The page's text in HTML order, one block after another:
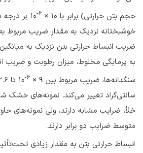
حجم بتن حرارتی) برابر با 10 ×
6-
10 بر
خوشبختانه نزدیک به مقدار ضریب مربوط
ضریب انبساط حرارتی بتن نزدیک به
به پرمایگی مخلوط، میزان رطوبت و ضریب
سنگدانه‌ها، ضریب مربوط بین 9 ×
6- 10 تا 12.6 ×
سانتی‌گراد تغییر می‌کند. نمونه‌های خشک
خلأ، ضرایب مشابه دارند، ولی نمونه‌های
متوسط ضرایب دو برابر دارند.
انبساط حرارتی بتن به مقدار زیادی